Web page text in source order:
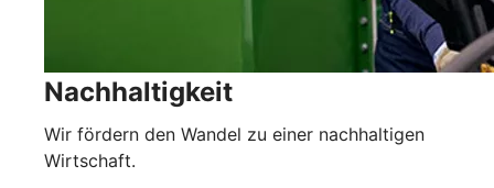
Nachhaltigkeit
Wir fördern den Wandel zu einer nachhaltigen
Wirtschaft.